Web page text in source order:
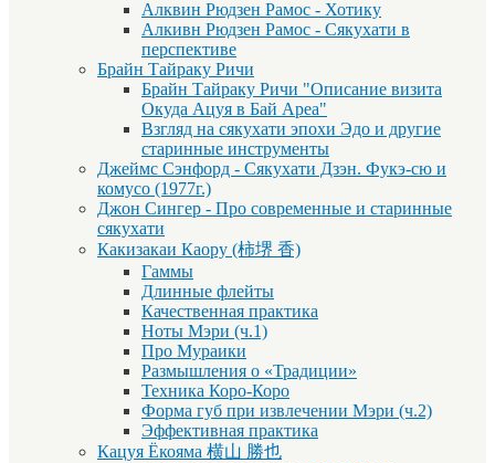
Алквин Рюдзен Рамос - Хотику
Алкивн Рюдзен Рамос - Сякухати в
перспективе
Брайн Тайраку Ричи
Брайн Тайраку Ричи "Описание визита
Окуда Ацуя в Бай Ареа"
Взгляд на сякухати эпохи Эдо и другие
старинные инструменты
Джеймс Сэнфорд - Сякухати Дзэн. Фукэ-сю и
комусо (1977г.)
Джон Сингер - Про современные и старинные
сякухати
Какизакаи Каору (柿堺 香)
Гаммы
Длинные флейты
Качественная практика
Ноты Мэри (ч.1)
Про Мураики
Размышления о «Традиции»
Техника Коро-Коро
Форма губ при извлечении Мэри (ч.2)
Эффективная практика
Кацуя Ёкояма 横山 勝也